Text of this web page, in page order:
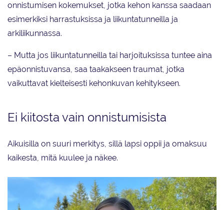
onnistumisen kokemukset, jotka kehon kanssa saadaan
esimerkiksi harrastuksissa ja liikuntatunneilla ja
arkiliikunnassa.
– Mutta jos liikuntatunneilla tai harjoituksissa tuntee aina
epäonnistuvansa, saa taakakseen traumat, jotka
vaikuttavat kielteisesti kehonkuvan kehitykseen.
Ei kiitosta vain onnistumisista
Aikuisilla on suuri merkitys, sillä lapsi oppii ja omaksuu
kaikesta, mitä kuulee ja näkee.